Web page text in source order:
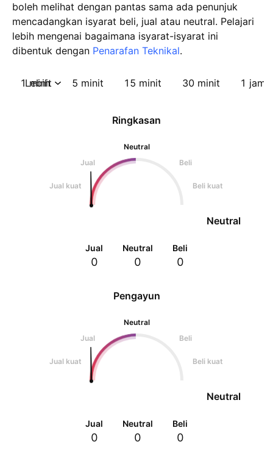
boleh melihat dengan pantas sama ada penunjuk
mencadangkan isyarat beli, jual atau neutral. Pelajari
lebih mengenai bagaimana isyarat-isyarat ini
dibentuk dengan Penarafan Teknikal.
1 minit 5 minit 15 minit 30 minit 1 jam
Lebih
Pengayun
Neutral
Jual
Beli
Jual kuat Beli kuat
Neutral
Jual
0
Neutral
0
Beli
0
Ringkasan
Neutral
Jual
Beli
Jual kuat Beli kuat
Neutral
Jual
0
Neutral
0
Beli
0